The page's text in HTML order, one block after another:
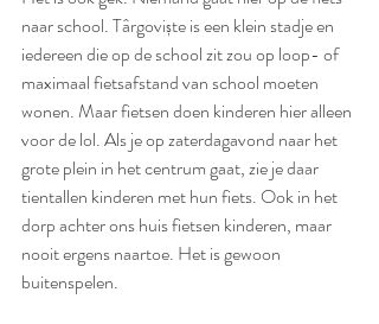
naar school. Târgoviște is een klein stadje en
iedereen die op de school zit zou op loop- of
maximaal fietsafstand van school moeten
wonen. Maar fietsen doen kinderen hier alleen
voor de lol. Als je op zaterdagavond naar het
grote plein in het centrum gaat, zie je daar
tientallen kinderen met hun fiets. Ook in het
dorp achter ons huis fietsen kinderen, maar
nooit ergens naartoe. Het is gewoon
buitenspelen.